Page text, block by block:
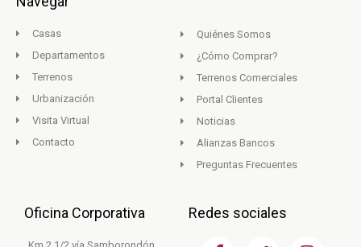
Casas
Departamentos
Terrenos
Urbanización
Visita Virtual
Contacto
Quiénes Somos
¿Cómo Comprar?
Terrenos Comerciales
Portal Clientes
Noticias
Alianzas Bancos
Preguntas Frecuentes
Oficina Corporativa Redes sociales